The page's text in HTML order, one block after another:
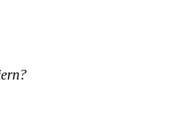
die Lösung.